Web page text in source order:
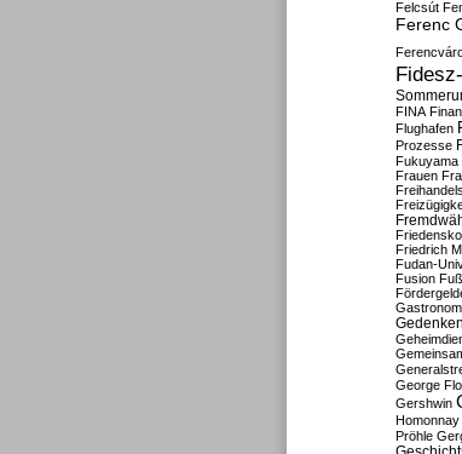
Felcsút
Ferenc
FINA
Flughafen
Prozesse
Fukuyama
Frauen
Friedrich
Fudan-
Fusion
Gedenken
George
Gershwin
Homonnay
Pröhle